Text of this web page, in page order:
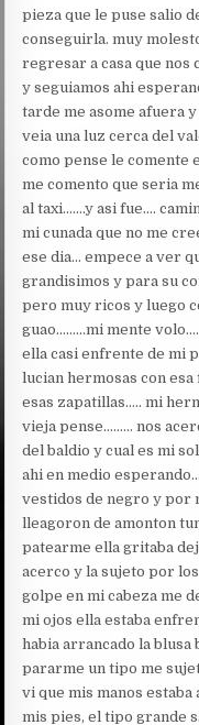
pieza que le puse salio
conseguirla. muy
regresar a casa que nos
y seguiamos ahi
tarde me asome afuera
veia una luz cerca del
como pense le comente
me comento que seria
al taxi…….y asi fue….
mi cunada que no me
ese dia… empece a ver
grandisimos y para su
pero muy ricos y luego
guao………mi mente
ella casi enfrente de mi
lucian hermosas con
esas zapatillas….. mi
vieja pense……… nos
del baldio y cual es mi
ahi en medio
vestidos de negro y por
lleagoron de amonton
patearme ella gritaba
acerco y la sujeto por
golpe en mi cabeza me
mi ojos ella estaba
habia arrancado la blusa
pararme un tipo me
vi que mis manos
mis pies, el tipo grande